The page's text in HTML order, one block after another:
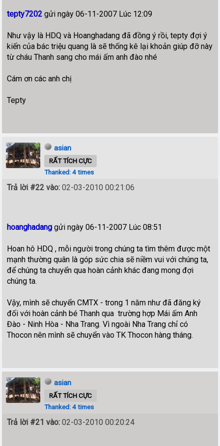
tepty7202gửi ngày 06-11-2007 Lúc 12:09
Như vậy là HDQ và Hoanghadang đã đồng ý rồi, tepty đợi ý
kiến của bác triệu quang là sẽ thống kê lại khoản giúp đỡ này
từ cháu Thanh sang cho mái ấm anh đào nhé
Cám ơn các anh chị
Tepty
asian
RẤT TÍCH CỰC
Thanked: 4 times
Trả lời #22 vào: 02-03-2010 00:21:06
hoanghadanggửi ngày 06-11-2007 Lúc 08:51
Hoan hô HDQ , mỗi người trong chúng ta tìm thêm được một
mạnh thường quân là góp sức chia sẽ niềm vui với chúng ta,
để chúng ta chuyển qua hoàn cảnh khác đang mong đợi
chúng ta.
Vậy, mình sẽ chuyển CMTX - trong 1 năm như đã đăng ký
đối với hoàn cảnh bé Thanh qua trường hợp Mái ấm Anh
Đào - Ninh Hòa - Nha Trang. Vì ngoài Nha Trang chỉ có
Thocon nên mình sẽ chuyển vào TK Thocon hàng tháng.
asian
RẤT TÍCH CỰC
Thanked: 4 times
Trả lời #21 vào: 02-03-2010 00:20:24